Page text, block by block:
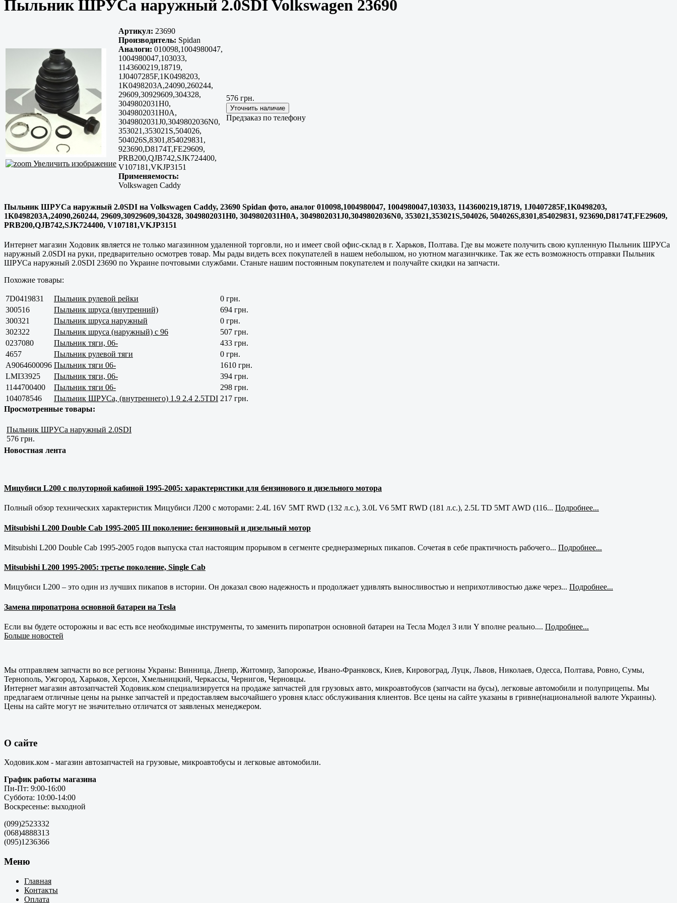
Пыльник ШРУСа наружный 2.0SDI Volkswagen 23690
Увеличить изображение
Артикул: 23690
Производитель: Spidan
Аналоги: 010098,1004980047,
1004980047,103033,
1143600219,18719,
1J0407285F,1K0498203,
1K0498203A,24090,260244,
29609,30929609,304328,
3049802031H0,
3049802031H0A,
3049802031J0,3049802036N0,
353021,353021S,504026,
504026S,8301,854029831,
923690,D8174T,FE29609,
PRB200,QJB742,SJK724400,
V107181,VKJP3151
Применяемость:
Volkswagen Caddy
576 грн.
Предзаказ по телефону
Пыльник ШРУСа наружный 2.0SDI на Volkswagen Caddy, 23690 Spidan фото, аналог 010098,1004980047, 1004980047,103033, 1143600219,18719, 1J0407285F,1K0498203,
1K0498203A,24090,260244, 29609,30929609,304328, 3049802031H0, 3049802031H0A, 3049802031J0,3049802036N0, 353021,353021S,504026, 504026S,8301,854029831, 923690,D8174T,FE29609,
PRB200,QJB742,SJK724400, V107181,VKJP3151
Интернет магазин Ходовик является не только магазинном удаленной торговли, но и имеет свой офис-склад в г. Харьков, Полтава. Где вы можете получить свою купленную Пыльник ШРУСа
наружный 2.0SDI на руки, предварительно осмотрев товар. Мы рады видеть всех покупателей в нашем небольшом, но уютном магазинчкике. Так же есть возможность отправки Пыльник
ШРУСа наружный 2.0SDI 23690 по Украине почтовыми службами. Станьте нашим постоянным покупателем и получайте скидки на запчасти.
Похожие товары:
7D0419831 Пыльник рулевой рейки
0 грн.
300516
Пыльник шруса (внутренний)
694 грн.
300321
Пыльник шруса наружный
0 грн.
302322
Пыльник шруса (наружный) с 96
507 грн.
0237080
Пыльник тяги, 06-
433 грн.
4657
Пыльник рулевой тяги
0 грн.
A9064600096 Пыльник тяги 06-
1610 грн.
LMI33925
Пыльник тяги, 06-
394 грн.
1144700400
Пыльник тяги 06-
298 грн.
104078546
Пыльник ШРУСа, (внутреннего) 1.9 2.4 2.5TDI 217 грн.
Просмотренные товары:
Пыльник ШРУСа наружный 2.0SDI
576 грн.
Новостная лента
Мицубиси L200 с полуторной кабиной 1995-2005: характеристики для бензинового и дизельного мотора
Полный обзор технических характеристик Мицубиси Л200 с моторами: 2.4L 16V 5MT RWD (132 л.с.), 3.0L V6 5MT RWD (181 л.с.), 2.5L TD 5MT AWD (116... Подробнее...
Mitsubishi L200 Double Cab 1995-2005 III поколение: бензиновый и дизельный мотор
Mitsubishi L200 Double Cab 1995-2005 годов выпуска стал настоящим прорывом в сегменте среднеразмерных пикапов. Сочетая в себе практичность рабочего... Подробнее...
Mitsubishi L200 1995-2005: третье поколение, Single Cab
Мицубиси L200 – это один из лучших пикапов в истории. Он доказал свою надежность и продолжает удивлять выносливостью и неприхотливостью даже через... Подробнее...
Замена пиропатрона основной батареи на Tesla
Если вы будете осторожны и вас есть все необходимые инструменты, то заменить пиропатрон основной батареи на Тесла Модел 3 или Y вполне реально.... Подробнее...
Больше новостей
Мы отправляем запчасти во все регионы Украны: Винница, Днепр, Житомир, Запорожье, Ивано-Франковск, Киев, Кировоград, Луцк, Львов, Николаев, Одесса, Полтава, Ровно, Сумы,
Тернополь, Ужгород, Харьков, Херсон, Хмельницкий, Черкассы, Чернигов, Черновцы.
Интернет магазин автозапчастей Ходовик.ком специализируется на продаже запчастей для грузовых авто, микроавтобусов (запчасти на бусы), легковые автомобили и полуприцепы. Мы
предлагаем отличные цены на рынке запчастей и предоставляем высочайшего уровня класс обслуживания клиентов. Все цены на сайте указаны в гривне(национальной валюте Украины).
Цены на сайте могут не значительно отличатся от заявленых менеджером.
О сайте
Ходовик.ком - магазин автозапчастей на грузовые, микроавтобусы и легковые автомобили.
График работы магазина
Пн-Пт: 9:00-16:00
Суббота: 10:00-14:00
Воскресенье: выходной
(099)2523332
(068)4888313
(095)1236366
Меню
Главная
Контакты
Оплата